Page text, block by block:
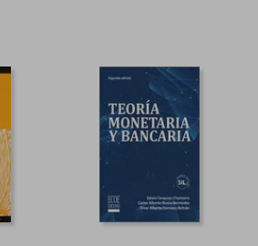
$ 3.809
40%
dcto.